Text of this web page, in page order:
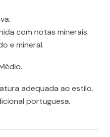
com notas minerais.
e mineral.
adequada ao estilo.
portuguesa.